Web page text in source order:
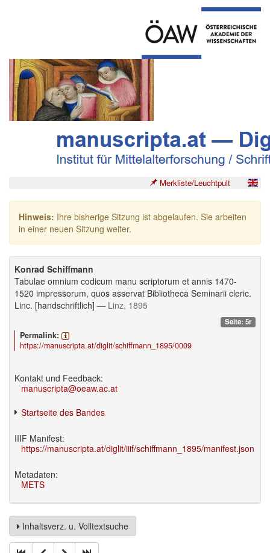
Merkliste/Leuchtpult
Hinweis: Ihre bisherige Sitzung ist abgelaufen. Sie arbeiten
in einer neuen Sitzung weiter.
Konrad Schiffmann
Tabulae omnium codicum manu scriptorum et annis 1470-
1520 impressorum, quos asservat Bibliotheca Seminarii cleric.
Linc. [handschriftlich] — Linz, 1895
Seite: 5r
Permalink:
https://manuscripta.at/diglit/schiffmann_1895/0009
Kontakt und Feedback:
manuscripta@oeaw.ac.at
Startseite des Bandes
IIIF Manifest:
https://manuscripta.at/diglit/iiif/schiffmann_1895/manifest.json
Metadaten:
METS
Inhaltsverz. u. Volltextsuche